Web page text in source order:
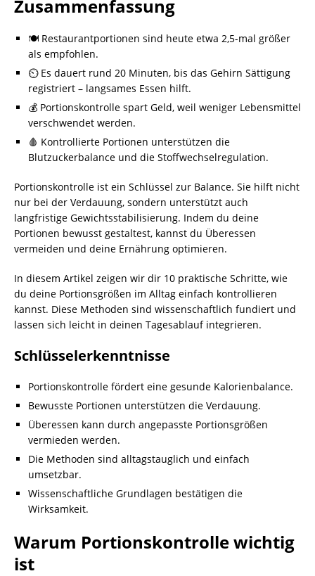
Zusammenfassung
🍽️ Restaurantportionen sind heute etwa 2,5-mal größer
als empfohlen.
⏲️ Es dauert rund 20 Minuten, bis das Gehirn Sättigung
registriert – langsames Essen hilft.
💰 Portionskontrolle spart Geld, weil weniger Lebensmittel
verschwendet werden.
🩸 Kontrollierte Portionen unterstützen die
Blutzuckerbalance und die Stoffwechselregulation.
Portionskontrolle ist ein Schlüssel zur Balance. Sie hilft nicht
nur bei der Verdauung, sondern unterstützt auch
langfristige Gewichtsstabilisierung. Indem du deine
Portionen bewusst gestaltest, kannst du Überessen
vermeiden und deine Ernährung optimieren.
In diesem Artikel zeigen wir dir 10 praktische Schritte, wie
du deine Portionsgrößen im Alltag einfach kontrollieren
kannst. Diese Methoden sind wissenschaftlich fundiert und
lassen sich leicht in deinen Tagesablauf integrieren.
Schlüsselerkenntnisse
Portionskontrolle fördert eine gesunde Kalorienbalance.
Bewusste Portionen unterstützen die Verdauung.
Überessen kann durch angepasste Portionsgrößen
vermieden werden.
Die Methoden sind alltagstauglich und einfach
umsetzbar.
Wissenschaftliche Grundlagen bestätigen die
Wirksamkeit.
Warum Portionskontrolle wichtig
ist